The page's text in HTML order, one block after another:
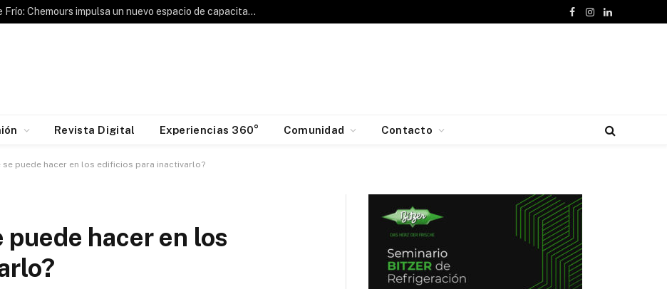
Hablemos de Frío: Chemours impulsa un nuevo espacio de capacitación para la industria HVAC&R
Facebook
Instagram
LinkedIn
Revista Digital Experiencias 360° Comunidad Contacto
se puede hacer en los edificios para inactivarlo?
hacer en los